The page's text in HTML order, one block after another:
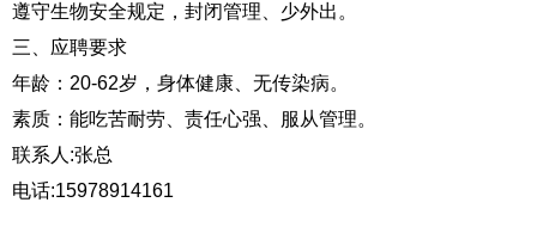
遵守生物安全规定，封闭管理、少外出。
三、应聘要求
年龄：20-62岁，身体健康、无传染病。
素质：能吃苦耐劳、责任心强、服从管理。
联系人:张总
电话:15978914161